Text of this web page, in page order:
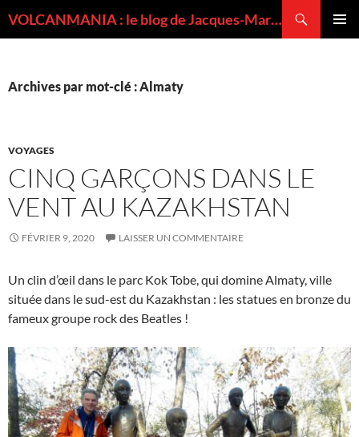
VOLCANMANIA : le blog de Jacques-Marie BARDINTZEFF, volcanologue
Archives par mot-clé : Almaty
VOYAGES
CINQ GARÇONS DANS LE
VENT AU KAZAKHSTAN
FÉVRIER 9, 2020 LAISSER UN COMMENTAIRE
Un clin d’œil dans le parc Kok Tobe, qui domine Almaty, ville
située dans le sud-est du Kazakhstan : les statues en bronze du
fameux groupe rock des Beatles !